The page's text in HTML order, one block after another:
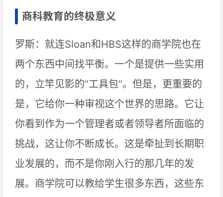
商科教育的终极意义
罗斯：就连Sloan和HBS这样的商学院也在
两个东西中间找平衡。一个是提供一些实用
的，立竿见影的“工具包”。但是，更重要的
是，它给你一种审视这个世界的思路。它让
你看到作为一个管理者或者领导者所面临的
挑战，这让你不断成长。这是牵扯到长期职
业发展的，而不是你刚入行的那几年的发
展。商学院可以教给学生很多东西，这些东